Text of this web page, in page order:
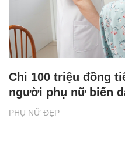
PHỤ NỮ ĐẸP
Chi 100 triệu đồng
người phụ nữ biến